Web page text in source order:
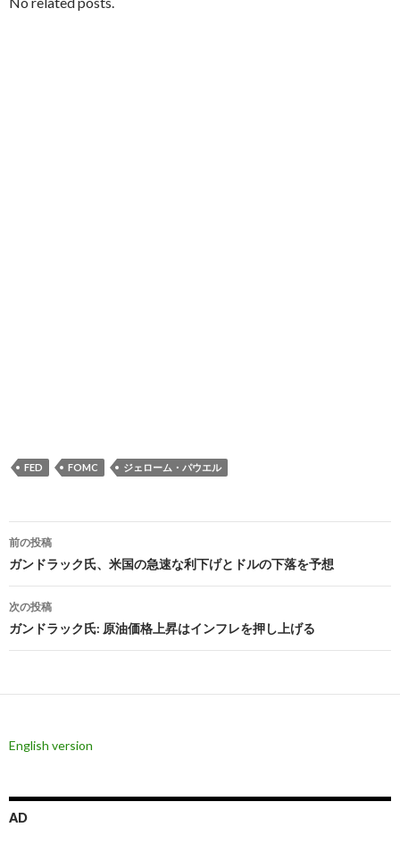
FED FOMC ジェローム・パウエル
投
稿
ナ
ビ
ゲ
ー
ョ
前の投稿
ガンドラック氏、米国の急速な利下げとドルの下落を予想
次の投稿
ガンドラック氏: 原油価格上昇はインフレを押し上げる
English version
AD